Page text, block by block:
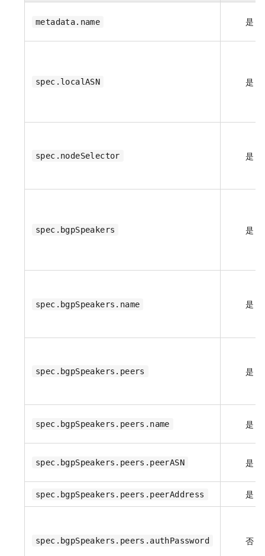
metadata.name 是
spec.localASN 是
spec.nodeSelector 是
spec.bgpSpeakers 是
spec.bgpSpeakers.name 是
spec.bgpSpeakers.peers 是
spec.bgpSpeakers.peers.name 是
spec.bgpSpeakers.peers.peerASN 是
spec.bgpSpeakers.peers.peerAddress 是
spec.bgpSpeakers.peers.authPassword 否